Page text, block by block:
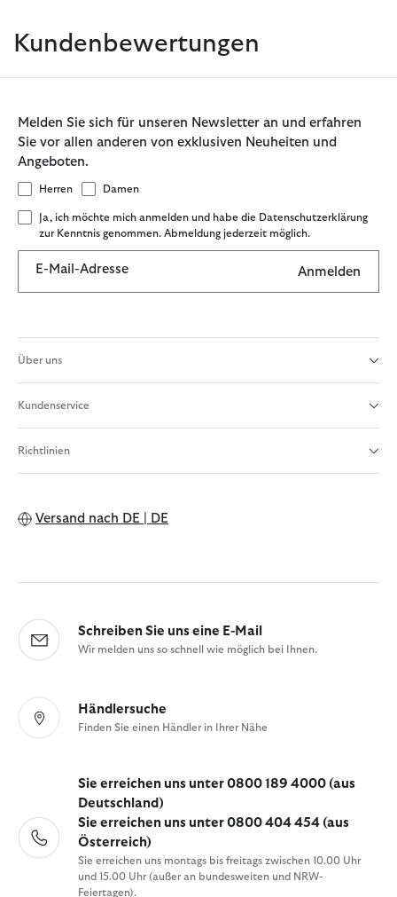
Kundenbewertungen
Melden Sie sich für unseren Newsletter an und erfahren
Sie vor allen anderen von exklusiven Neuheiten und
Angeboten.
Herren Damen
Ja, ich möchte mich anmelden und habe die Datenschutzerklärung
zur Kenntnis genommen. Abmeldung jederzeit möglich.
E-Mail-Adresse Anmelden
Über uns
Kundenservice
Richtlinien
Versand nach DE | DE
Schreiben Sie uns eine E-Mail
Wir melden uns so schnell wie möglich bei Ihnen.
Händlersuche
Finden Sie einen Händler in Ihrer Nähe
Sie erreichen uns unter 0800 189 4000 (aus
Deutschland)
Sie erreichen uns unter 0800 404 454 (aus
Österreich)
Sie erreichen uns montags bis freitags zwischen 10.00 Uhr
und 15.00 Uhr (außer an bundesweiten und NRW-
Feiertagen).